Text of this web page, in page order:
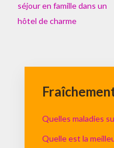
séjour en famille dans un
hôtel de charme
Quelles maladies
Quelle est la